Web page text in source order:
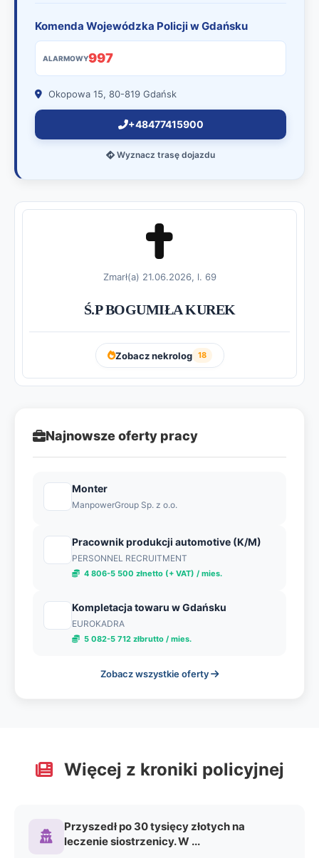
Komenda Wojewódzka Policji w Gdańsku
ALARMOWY997
Okopowa 15, 80-819 Gdańsk
+48477415900
Wyznacz trasę dojazdu
Zmarł(a) 21.06.2026, l. 69
Ś.P BOGUMIŁA KUREK
Zobacz nekrolog 18
Najnowsze oferty pracy
Monter
ManpowerGroup Sp. z o.o.
Pracownik produkcji automotive (K/M)
PERSONNEL RECRUITMENT
4 806-5 500 złnetto (+ VAT) / mies.
Kompletacja towaru w Gdańsku
EUROKADRA
5 082-5 712 złbrutto / mies.
Zobacz wszystkie oferty
Więcej z kroniki policyjnej
Przyszedł po 30 tysięcy złotych na
leczenie siostrzenicy. W ...